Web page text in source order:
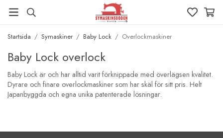
Startsida / Symaskiner / Baby Lock / Overlockmaskiner
Baby Lock overlock
Baby Lock är och har alltid varit förknippade med överlägsen kvalitet.
Dyrare och finare overlockmaskiner som har skäl för sitt pris. Helt
Japanbyggda och egna unika patenterade lösningar.